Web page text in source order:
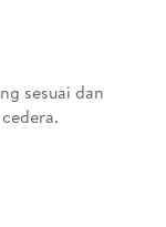
sesuai dan